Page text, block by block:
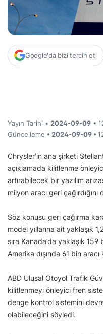
Google'da bizi tercih et
Yayın Tarihi • 2024-09-09 •
Güncelleme • 2024-09-09 •
Chrysler’in ana şirketi
açıklamada kilitlenme
artırabilecek bir yazılım
milyon aracı geri çağırdığını
Söz konusu geri çağırma
model yıllarına ait yaklaşık
sıra Kanada’da yaklaşık
Amerika dışında 61 bin aracı
ABD Ulusal Otoyol Trafik
kilitlenmeyi önleyici fren
denge kontrol sistemini devre
olabileceğini söyledi.